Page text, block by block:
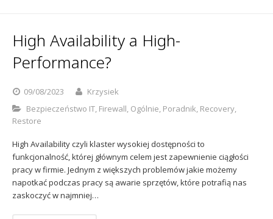
Serwery pocztowe
Sophos
Kontakt
Polityka prywatności
High Availability a High-
Performance?
09/08/2023
Krzysiek
Bezpieczeństwo IT, Firewall, Ogólnie, Poradnik, Recovery,
Restore
High Availability czyli klaster wysokiej dostępności to
funkcjonalność, której głównym celem jest zapewnienie ciągłości
pracy w firmie. Jednym z większych problemów jakie możemy
napotkać podczas pracy są awarie sprzętów, które potrafią nas
zaskoczyć w najmniej…